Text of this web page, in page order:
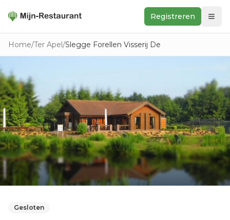
Registreren
Zoeken
Ontdek
Keukens
Foodwall
Reviews
Home/Ter Apel/Slegge Forellen Visserij De
Gesloten